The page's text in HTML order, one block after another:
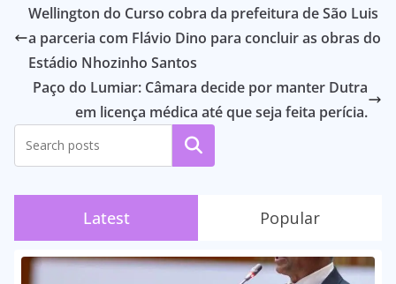
Wellington do Curso cobra da prefeitura de São Luis
a parceria com Flávio Dino para concluir as obras do
Estádio Nhozinho Santos
Paço do Lumiar: Câmara decide por manter Dutra
em licença médica até que seja feita perícia.
Pesquisar
Latest Popular